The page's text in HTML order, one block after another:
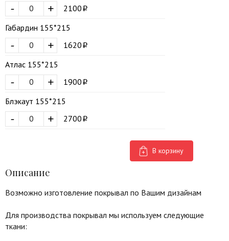
+
-
2100
Габардин 155*215
+
-
1620
Атлас 155*215
+
-
1900
Блэкаут 155*215
+
- 2700
В корзину
Описание
Возможно изготовление покрывал по Вашим дизайнам
Для производства покрывал мы используем следующие
ткани: